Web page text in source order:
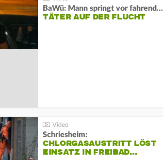
BaWü: Mann springt vor fahrendes Auto und schießt
TÄTER AUF DER FLUCHT
Schriesheim:
CHLORGASAUSTRITT LÖST
EINSATZ IN FREIBAD…